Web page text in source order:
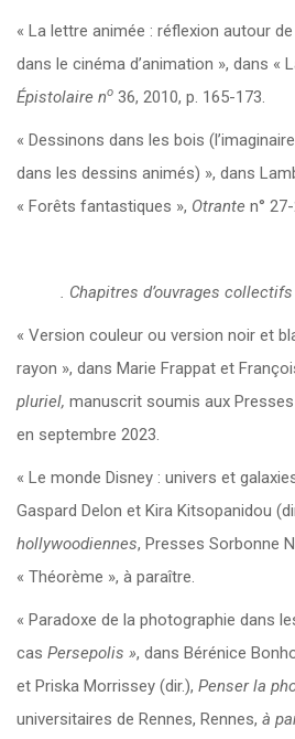
« La lettre animée : réflexion autour
dans le cinéma d’animation », dans «
Épistolaire no 36, 2010, p. 165-173.
« Dessinons dans les bois
dans les dessins animés) », dans
« Forêts fantastiques », Otrante n°
. Chapitres d’ouvrages collectifs
« Version couleur ou version noir et
rayon », dans Marie Frappat et
pluriel, manuscrit soumis aux
en septembre 2023.
« Le monde Disney : univers et
Gaspard Delon et Kira Kitsopanidou
hollywoodiennes, Presses Sorbonne
« Théorème », à paraître.
« Paradoxe de la photographie dans
cas Persepolis », dans Bérénice
et Priska Morrissey (dir.), Penser la
universitaires de Rennes, Rennes, à